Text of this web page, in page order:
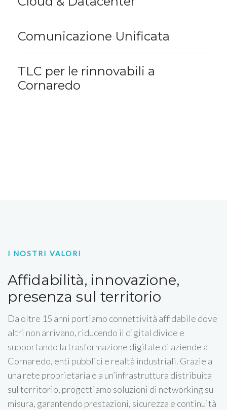
Comunicazione Unificata
TLC per le rinnovabili a
Cornaredo
I NOSTRI VALORI
Affidabilità, innovazione,
presenza sul territorio
Da oltre 15 anni portiamo connettività affidabile dove
altri non arrivano, riducendo il digital divide e
supportando la trasformazione digitale di aziende a
Cornaredo, enti pubblici e realtà industriali. Grazie a
una rete proprietaria e a un’infrastruttura distribuita
sul territorio, progettiamo soluzioni di networking su
misura, garantendo prestazioni, sicurezza e continuità